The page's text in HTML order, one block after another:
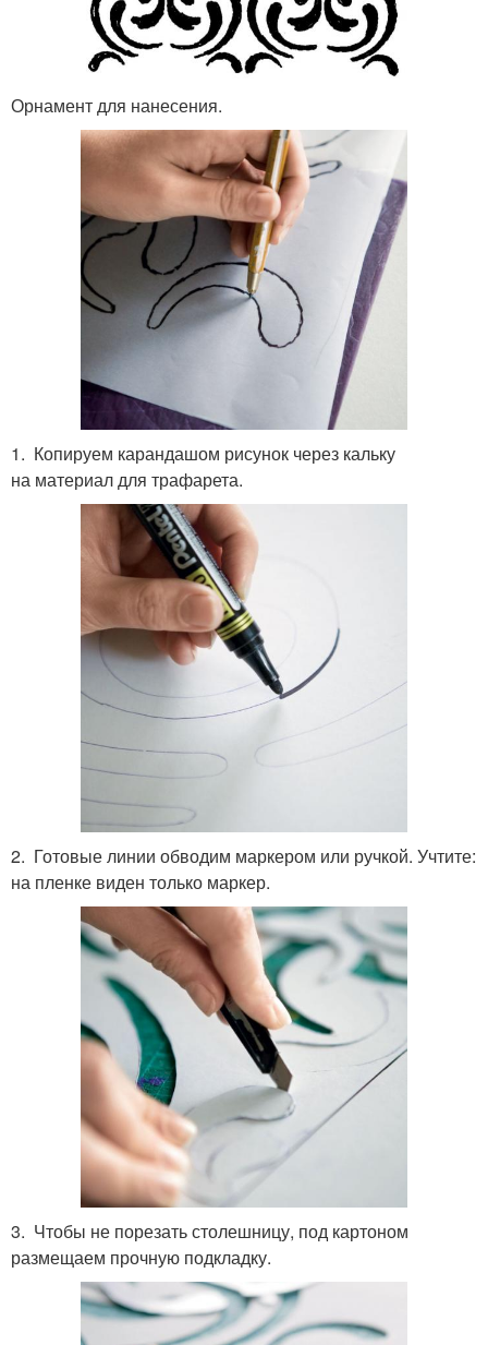
Орнамент для нанесения.
1. Копируем карандашом рисунок через кальку
на материал для трафарета.
2. Готовые линии обводим маркером или ручкой. Учтите:
на пленке виден только маркер.
3. Чтобы не порезать столешницу, под картоном
размещаем прочную подкладку.